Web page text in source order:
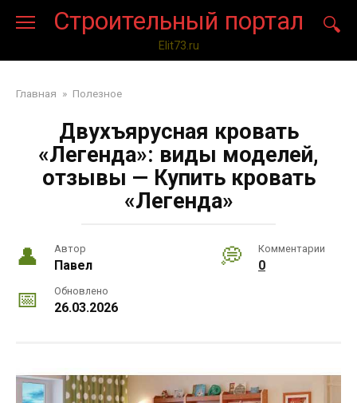
Строительный портал
Elit73.ru
Главная » Полезное
Двухъярусная кровать
«Легенда»: виды моделей,
отзывы — Купить кровать
«Легенда»
Автор
Павел
Комментарии
0
Обновлено
26.03.2026